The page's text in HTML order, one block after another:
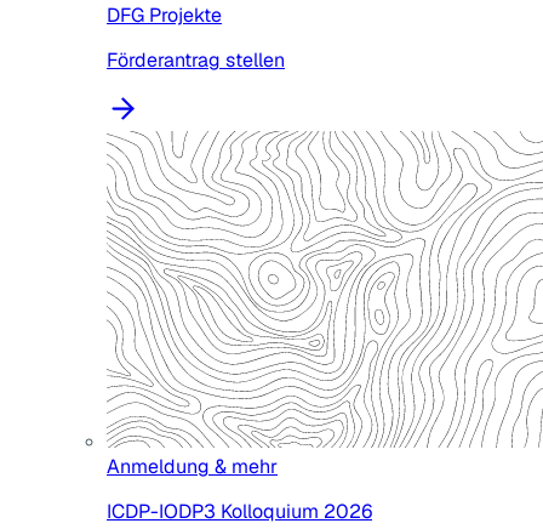
DFG Projekte
Förderantrag stellen
Anmeldung & mehr
ICDP-IODP3 Kolloquium 2026